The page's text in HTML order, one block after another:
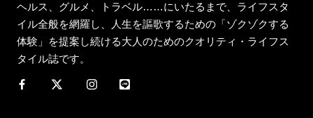
ヘルス、グルメ、トラベル……にいたるまで、ライフスタ
イル全般を網羅し、人生を謳歌するための「ゾクゾクする
体験」を提案し続ける大人のためのクオリティ・ライフス
タイル誌です。